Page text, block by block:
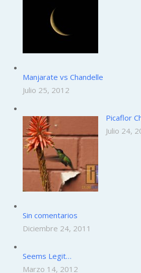
Manjarate vs Chandelle
Julio 25, 2012
Picaflor
Julio 24,
Sin comentarios
Diciembre 24, 2011
Seems Legit…
Marzo 14, 2012